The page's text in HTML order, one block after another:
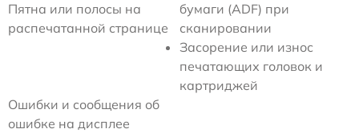
Пятна или полосы на
распечатанной странице
бумаги (ADF) при
сканировании
Засорение или износ
печатающих головок и
картриджей
Ошибки и сообщения об
ошибке на дисплее